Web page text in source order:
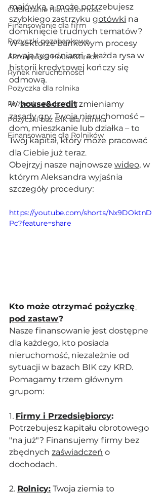
Oddłużanie nieruchomośc
Finansowanie dla firm
Pożyczki pozabankowe
Aktualności House&Credit
Rynek nieruchomości
Pożyczka dla rolnika
Pożyczka pod grunt
Pożyczki bez BIK dla rolnika
Finansowanie dla Rolników
majówką, a może potrzebujesz
szybkiego zastrzyku gotówki na
domknięcie trudnych tematów?
W sektorze bankowym procesy
trwają tygodniami, a każda rysa w
historii kredytowej kończy się
odmową.
W house&credit zmieniamy
zasady gry. Twoja nieruchomość –
dom, mieszkanie lub działka – to
Twój kapitał, który może pracować
dla Ciebie już teraz.
Obejrzyj nasze najnowsze wideo, w
którym Aleksandra wyjaśnia
szczegóły procedury:
https://youtube.com/shorts/Nx9DOktnD
Pc?feature=share
Kto może otrzymać pożyczkę
pod zastaw?
Nasze finansowanie jest dostępne
dla każdego, kto posiada
nieruchomość, niezależnie od
sytuacji w bazach BIK czy KRD.
Pomagamy trzem głównym
grupom:
1. Firmy i Przedsiębiorcy:
Potrzebujesz kapitału obrotowego
"na już"? Finansujemy firmy bez
zbędnych zaświadczeń o
dochodach.
2. Rolnicy: Twoja ziemia to